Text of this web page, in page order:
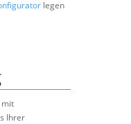
legen
mit
Ihrer